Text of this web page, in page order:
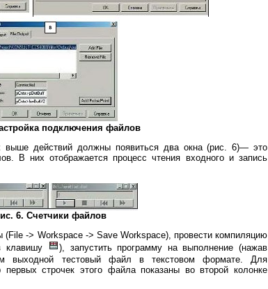
подключения файлов
выше действий должны появиться два окна (рис. 6)— это
В них отображается процесс чтения входного и запись
6. Счетчики файлов
(File -> Workspace -> Save Workspace), провести компиляцию
клавишу
), запустить программу на выполнение (нажав
выходной тестовый файл в текстовом формате. Для
первых строчек этого файла показаны во второй колонке